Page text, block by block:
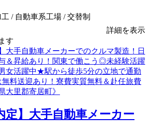
/ 自動車系工場 / 交替制
詳細を表示
す
定】大手自動車メーカー